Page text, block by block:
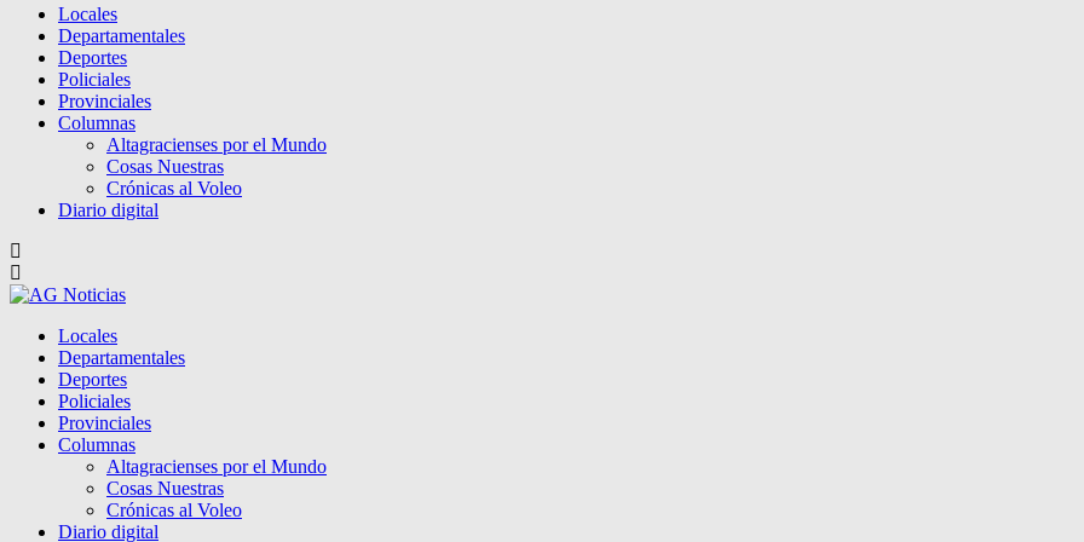
Locales
Departamentales
Deportes
Policiales
Provinciales
Columnas
Altagracienses por el Mundo
Cosas Nuestras
Crónicas al Voleo
Diario digital
Locales
Departamentales
Deportes
Policiales
Provinciales
Columnas
Altagracienses por el Mundo
Cosas Nuestras
Crónicas al Voleo
Diario digital